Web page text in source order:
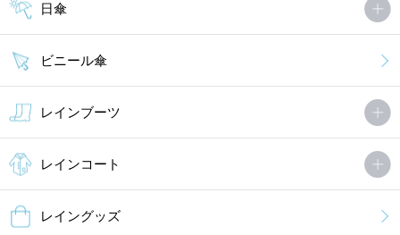
日傘
ビニール傘
レインブーツ
レインコート
レイングッズ